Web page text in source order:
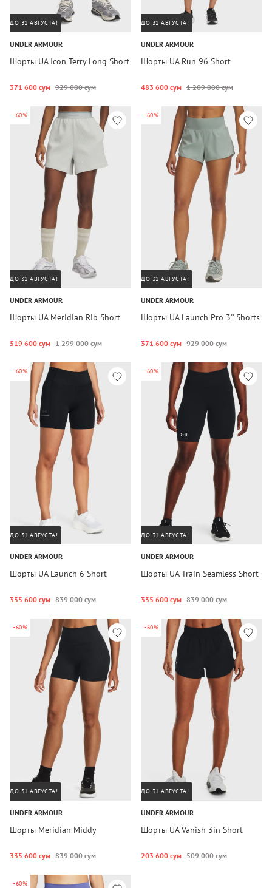
ДО 31 АВГУСТА!
UNDER ARMOUR
Шорты UA Icon Terry Long Short
371 600 сум 929 000 сум
ДО 31 АВГУСТА!
UNDER ARMOUR
Шорты UA Run 96 Short
483 600 сум 1 209 000 сум
-60%
ДО 31 АВГУСТА!
UNDER ARMOUR
Шорты UA Meridian Rib Short
519 600 сум 1 299 000 сум
-60%
ДО 31 АВГУСТА!
UNDER ARMOUR
Шорты UA Launch Pro 3'' Shorts
371 600 сум 929 000 сум
-60%
ДО 31 АВГУСТА!
UNDER ARMOUR
Шорты UA Launch 6 Short
335 600 сум 839 000 сум
-60%
ДО 31 АВГУСТА!
UNDER ARMOUR
Шорты UA Train Seamless Short
335 600 сум 839 000 сум
-60%
ДО 31 АВГУСТА!
UNDER ARMOUR
Шорты Meridian Middy
335 600 сум 839 000 сум
-60%
ДО 31 АВГУСТА!
UNDER ARMOUR
Шорты UA Vanish 3in Short
203 600 сум 509 000 сум
-60%